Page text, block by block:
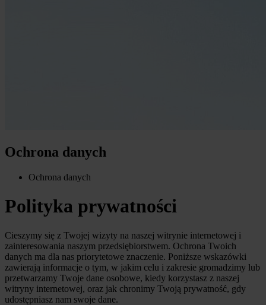
Ochrona danych
Ochrona danych
Polityka prywatności
Cieszymy się z Twojej wizyty na naszej witrynie internetowej i
zainteresowania naszym przedsiębiorstwem. Ochrona Twoich
danych ma dla nas priorytetowe znaczenie. Poniższe wskazówki
zawierają informacje o tym, w jakim celu i zakresie gromadzimy lub
przetwarzamy Twoje dane osobowe, kiedy korzystasz z naszej
witryny internetowej, oraz jak chronimy Twoją prywatność, gdy
udostępniasz nam swoje dane.